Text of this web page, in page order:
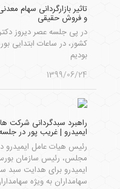
تاثیر بازارگردانی سهام
و فروش حقیقی
در پی جلسه عصر دیروز
کشور، در ساعات ابتدایی
بودیم
1399/06/24
راهبرد سبدگردانی شرکت
ایمیدرو | غریب پور در
رئیس هیات عامل
مجلس، رئیس سازمان
ایمیدرو برای هدایت سبد
سهامداران به ویژه